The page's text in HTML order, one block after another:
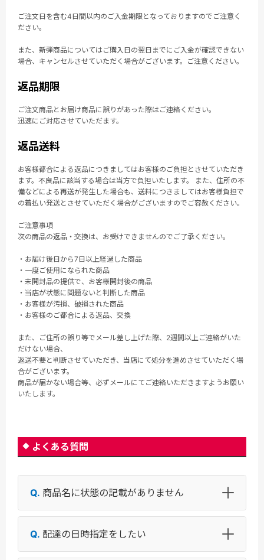
ご注文日を含む4日間以内のご入金期限となっておりますのでご注意く
ださい。
また、新弾商品についてはご購入日の翌日までにご入金が確認できない
場合、キャンセルさせていただく場合がございます。ご注意ください。
返品期限
ご注文商品とお届け商品に誤りがあった際はご連絡ください。
迅速にご対応させていただます。
返品送料
お客様都合による返品につきましてはお客様のご負担とさせていただき
ます。不良品に該当する場合は当方で負担いたします。 また、住所の不
備などによる再送が発生した場合も、送料につきましてはお客様負担で
の着払い発送とさせていただく場合がございますのでご容赦ください。
ご注意事項
次の商品の返品・交換は、お受けできませんのでご了承ください。
・お届け後日から7日以上経過した商品
・一度ご使用になられた商品
・未開封品の提供で、お客様開封後の商品
・当店が状態に問題ないと判断した商品
・お客様が汚損、破損された商品
・お客様のご都合による返品、交換
また、ご住所の誤り等でメール差し上げた際、2週間以上ご連絡がいた
だけない場合、
返送不要と判断させていただき、当店にて処分を進めさせていただく場
合がございます。
商品が届かない場合等、必ずメールにてご連絡いただきますようお願い
いたします。
よくある質問
商品名に状態の記載がありません
配達の日時指定をしたい